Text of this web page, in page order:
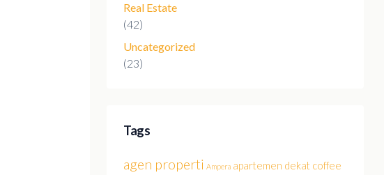
Real Estate
(42)
Uncategorized
(23)
Tags
agen properti Ampera apartemen dekat coffee